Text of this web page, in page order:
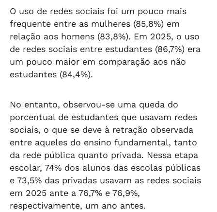
O uso de redes sociais foi um pouco mais
frequente entre as mulheres (85,8%) em
relação aos homens (83,8%). Em 2025, o uso
de redes sociais entre estudantes (86,7%) era
um pouco maior em comparação aos não
estudantes (84,4%).
No entanto, observou-se uma queda do
porcentual de estudantes que usavam redes
sociais, o que se deve à retração observada
entre aqueles do ensino fundamental, tanto
da rede pública quanto privada. Nessa etapa
escolar, 74% dos alunos das escolas públicas
e 73,5% das privadas usavam as redes sociais
em 2025 ante a 76,7% e 76,9%,
respectivamente, um ano antes.